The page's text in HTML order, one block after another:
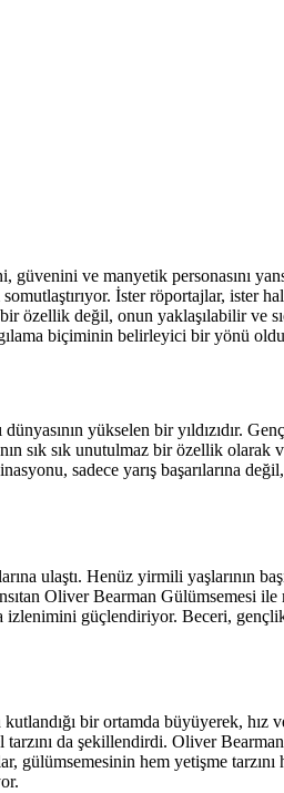
ve manyetik personasını
İster röportajlar, ister
özellik değil, onun yaklaşılabilir ve
biçiminin belirleyici bir yönü
yükselen bir yıldızıdır.
sık sık unutulmaz bir özellik olarak
sadece yarış başarılarına
ulaştı. Henüz yirmili yaşlarının
Oliver Bearman Gülümsemesi ile
izlenimini güçlendiriyor. Beceri,
bir ortamda büyüyerek,
da şekillendirdi. Oliver
hem yetişme